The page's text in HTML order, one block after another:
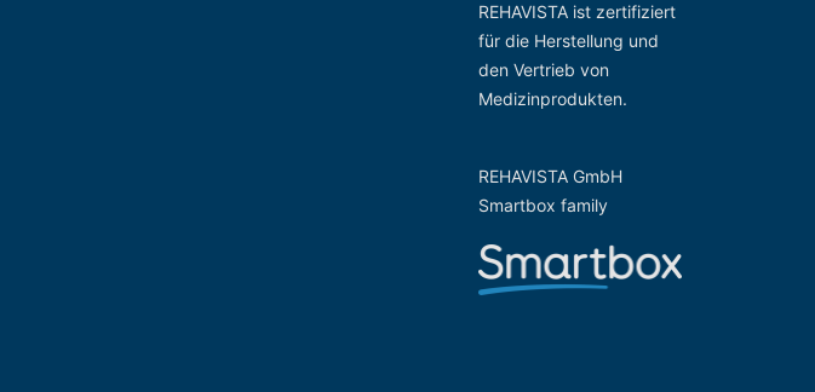
REHAVISTA ist zertifiziert
für die Herstellung und
den Vertrieb von
Medizinprodukten.
REHAVISTA GmbH
Smartbox family